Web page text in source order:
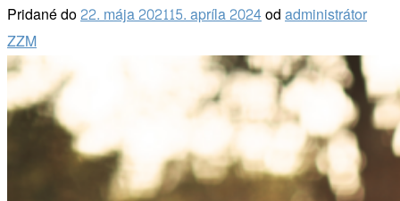
Pridané do22. mája 202115. apríla 2024odadministrátor
ZZM